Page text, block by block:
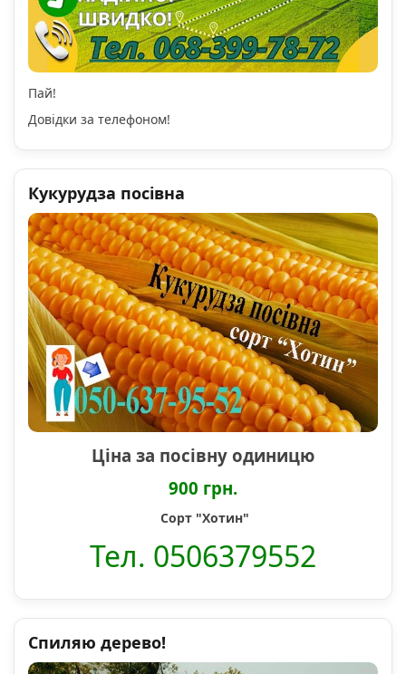
Пай!
Довідки за телефоном!
Кукурудза посівна
Ціна за посівну одиницю
900 грн.
Сорт "Хотин"
Тел. 0506379552
Спиляю дерево!